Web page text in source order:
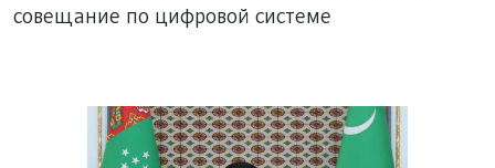
совещание по цифровой системе